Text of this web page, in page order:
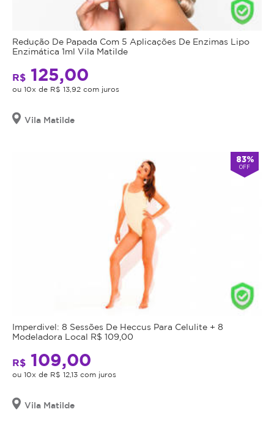
Redução De Papada Com 5 Aplicações De Enzimas Lipo
Enzimática 1ml Vila Matilde
R$ 125,00
ou 10x de R$ 13,92 com juros
Vila Matilde
83%
OFF
Imperdivel: 8 Sessões De Heccus Para Celulite + 8
Modeladora Local R$ 109,00
R$ 109,00
ou 10x de R$ 12,13 com juros
Vila Matilde